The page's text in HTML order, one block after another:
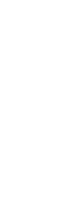
mekanına
verilmeyecektir.
yapan izleyicilerin